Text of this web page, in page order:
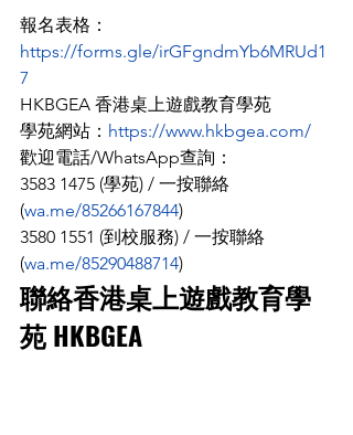
報名表格：
https://forms.gle/irGFgndmYb6MRUd1
7
HKBGEA 香港桌上遊戲教育學苑
學苑網站： https://www.hkbgea.com/
歡迎電話/WhatsApp查詢：
3583 1475 (學苑) / 一按聯絡
(wa.me/85266167844)
3580 1551 (到校服務) / 一按聯絡
(wa.me/85290488714)
聯絡香港桌上遊戲教育學
苑 HKBGEA